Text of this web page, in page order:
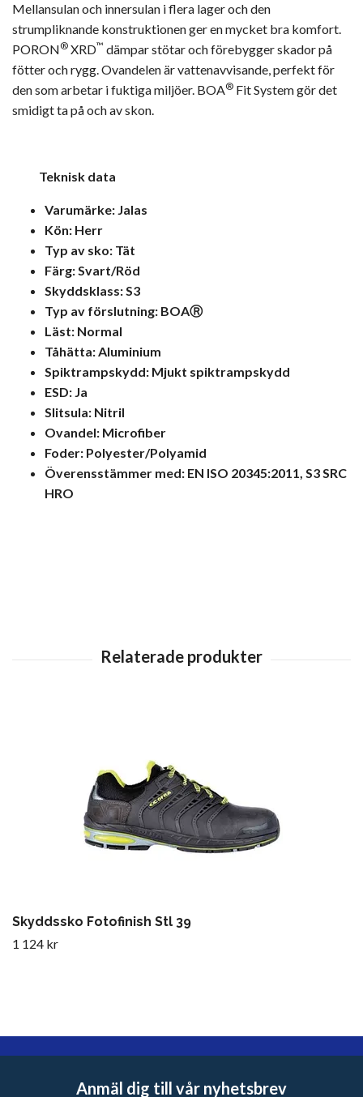
Mellansulan och innersulan i flera lager och den
strumpliknande konstruktionen ger en mycket bra komfort.
PORON® XRD™ dämpar stötar och förebygger skador på
fötter och rygg. Ovandelen är vattenavvisande, perfekt för
den som arbetar i fuktiga miljöer. BOA® Fit System gör det
smidigt ta på och av skon.
Teknisk data
Varumärke: Jalas
Kön: Herr
Typ av sko: Tät
Färg: Svart/Röd
Skyddsklass: S3
Typ av förslutning: BOAⓇ
Läst: Normal
Tåhätta: Aluminium
Spiktrampskydd: Mjukt spiktrampskydd
ESD: Ja
Slitsula: Nitril
Ovandel: Microfiber
Foder: Polyester/Polyamid
Överensstämmer med: EN ISO 20345:2011, S3 SRC
HRO
Skyddssko Fotofinish Stl 39
1 124 kr
Anmäl dig till vår nyhetsbrev